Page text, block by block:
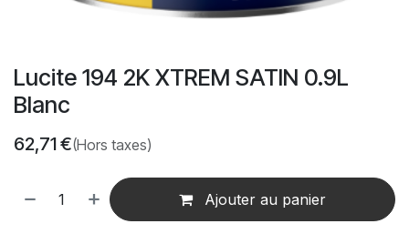
Lucite 194 2K XTREM SATIN 0.9L
Blanc
62,71€(Hors taxes)
Ajouter au panier